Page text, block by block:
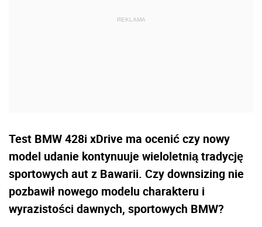
Test BMW 428i xDrive ma ocenić czy nowy
model udanie kontynuuje wieloletnią tradycję
sportowych aut z Bawarii. Czy downsizing nie
pozbawił nowego modelu charakteru i
wyrazistości dawnych, sportowych BMW?